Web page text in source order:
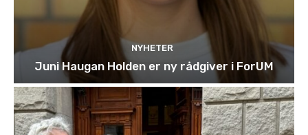
NYHETER
Juni Haugan Holden er ny rådgiver i ForUM